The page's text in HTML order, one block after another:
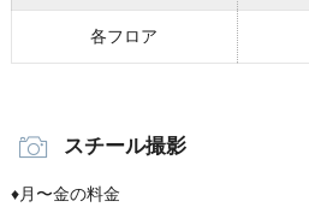
各フロア
スチール撮影
♦︎月〜金の料金